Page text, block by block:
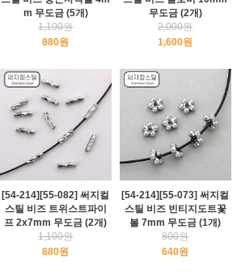
m 무도금 (5개)
1,100원
880원
무도금 (2개)
2,000원
1,600원
[54-214][55-082] 써지컬
스틸 비즈 트위스트파이
프 2x7mm 무도금 (2개)
1,100원
880원
[54-214][55-073] 써지컬
스틸 비즈 빈티지도트꽃
볼 7mm 무도금 (1개)
800원
640원